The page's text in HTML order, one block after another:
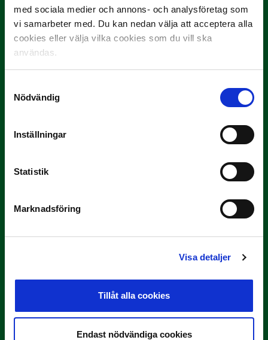
med sociala medier och annons- och analysföretag som
vi samarbeter med. Du kan nedan välja att acceptera alla
cookies eller välja vilka cookies som du vill ska
användas.
Nödvändig
Inställningar
Statistik
Marknadsföring
Visa detaljer
Tillåt alla cookies
Endast nödvändiga cookies
Yttrar gör…